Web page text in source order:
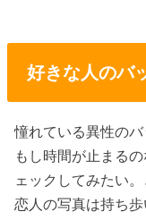
好きな人のバ
憧れている異性の
もし時間が止まる
ェックしてみたい
恋人の写真は持ち